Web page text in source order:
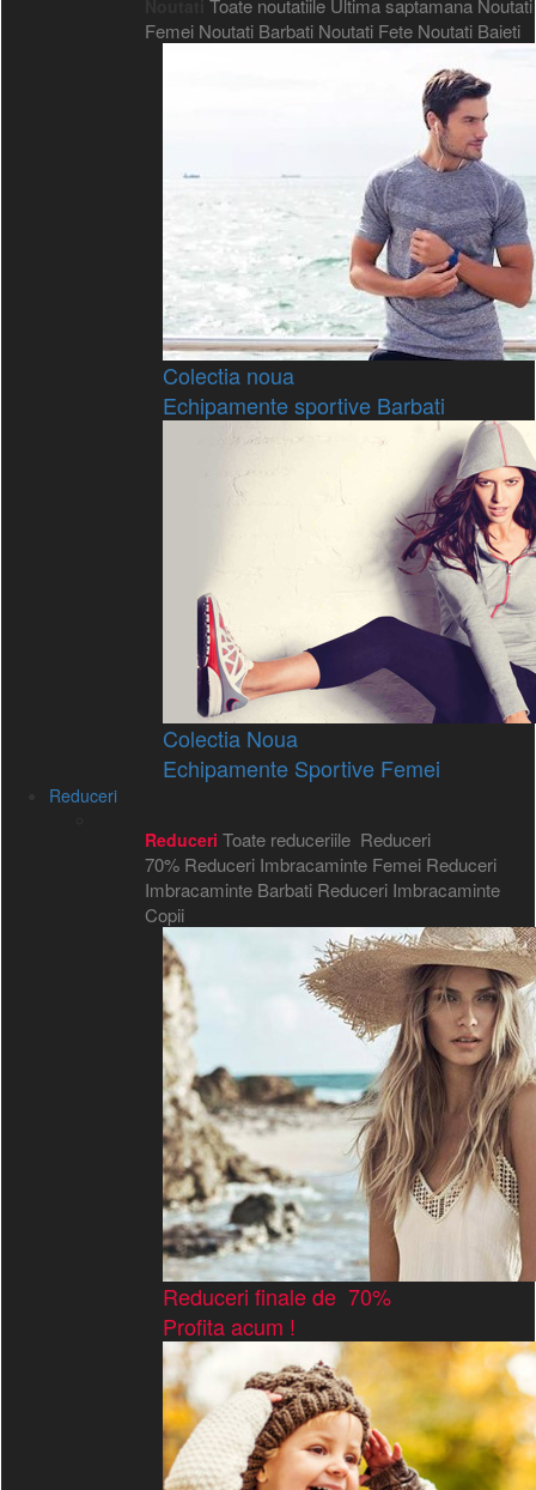
Toate noutatiile Ultima saptamana Noutati
Femei Noutati Barbati Noutati Fete Noutati Baieti
Colectia noua
Echipamente sportive Barbati
Colectia Noua
Echipamente Sportive Femei
Reduceri
Reduceri Toate reduceriile Reduceri
70% Reduceri Imbracaminte Femei Reduceri
Imbracaminte Barbati Reduceri Imbracaminte
Copii
Reduceri finale de 70%
Profita acum !